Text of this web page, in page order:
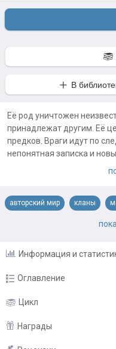
В
Её род уничтожен
принадлежат другим. Её
предков. Враги идут по
непонятная записка и
Примечания автора:
авторский мир кланы
становление
Информация и
Оглавление
Глава 1. Красный пепел
Глава 2. Алый замок
Цикл
Награды